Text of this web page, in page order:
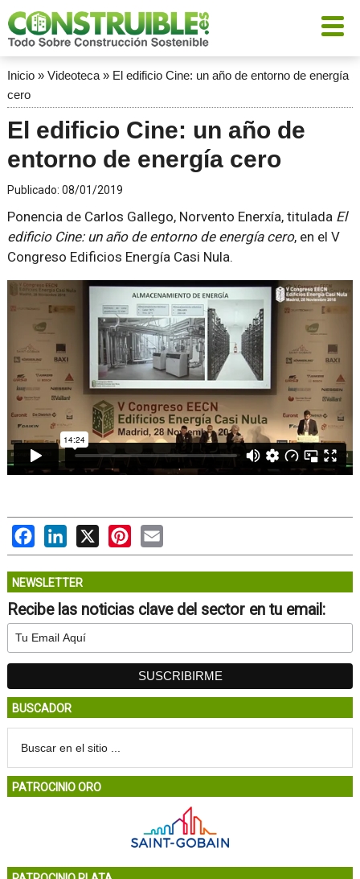
Inicio» Videoteca» El edificio Cine: un año de entorno de energía
cero
El edificio Cine: un año de
entorno de energía cero
Publicado: 08/01/2019
Ponencia de Carlos Gallego, Norvento Enerxía, titulada El
edificio Cine: un año de entorno de energía cero, en el V
Congreso Edificios Energía Casi Nula.
FacebookLinkedIn
X PinterestEmail
NEWSLETTER
Recibe las noticias clave del sector en tu email:
BUSCADOR
PATROCINIO ORO